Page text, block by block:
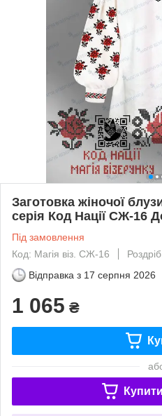
Заготовка жіночої
серія Код Нації СЖ-16
Під замовлення
Код: Магiя вiз. СЖ-16
Роздріб
Відправка з 17 серпня 2026
1 065 ₴